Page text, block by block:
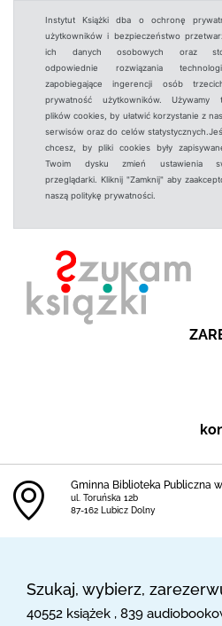
Instytut Książki dba o ochronę
użytkowników i bezpieczeństwo
ich danych osobowych oraz
odpowiednie rozwiązania
zapobiegające ingerencji osób
prywatność użytkowników. Używamy
plików cookies, by ułatwić korzystanie z
serwisów oraz do celów
chcesz, by pliki cookies były
Twoim dysku zmień ustawienia
przeglądarki. Kliknij "Zamknij" aby
naszą politykę prywatności.
Gminna Biblioteka Publiczna
ul. Toruńska 12b
87-162 Lubicz Dolny
Szukaj, wybierz,
40552 książek , 839